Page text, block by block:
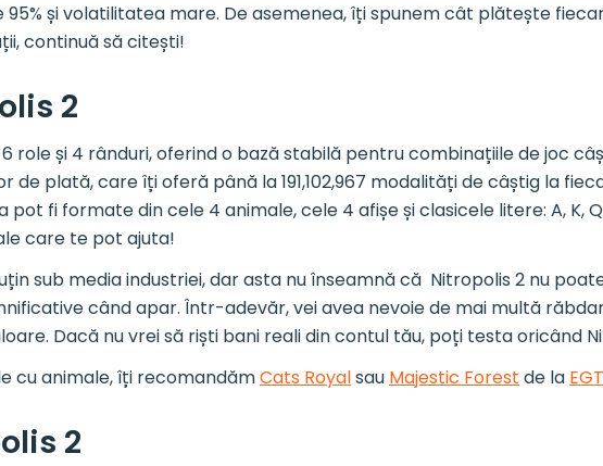
95% și volatilitatea mare. De asemenea, îți spunem cât plătește
continuă să citești!
2
role și 4 rânduri, oferind o bază stabilă pentru combinațiile de joc
de plată, care îți oferă până la 191,102,967 modalități de câștig la
fi formate din cele 4 animale, cele 4 afișe și clasicele litere: A, K,
care te pot ajuta!
sub media industriei, dar asta nu înseamnă că Nitropolis 2 nu
când apar. Într-adevăr, vei avea nevoie de mai multă
Dacă nu vrei să riști bani reali din contul tău, poți testa oricând
cu animale, îți recomandămCats Royalsau Majestic Forest de la EGT
2